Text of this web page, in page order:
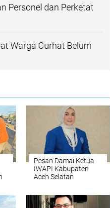
Personel dan Perketat
Warga Curhat Belum
‎Pesan Damai Ketua
IWAPI Kabupaten
Aceh Selatan
21